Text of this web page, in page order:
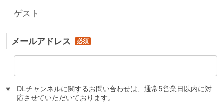
ゲスト
メールアドレス
DLチャンネルに関するお問い合わせは、通常5営業日以内に対
応させていただいております。